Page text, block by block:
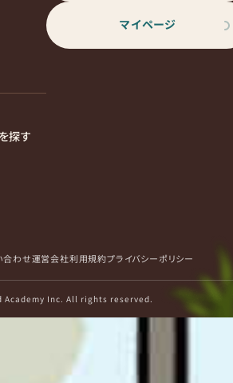
探す
マイページ
合わせ運営会社利用規約プライバシーポリシー
Academy Inc. All rights reserved.